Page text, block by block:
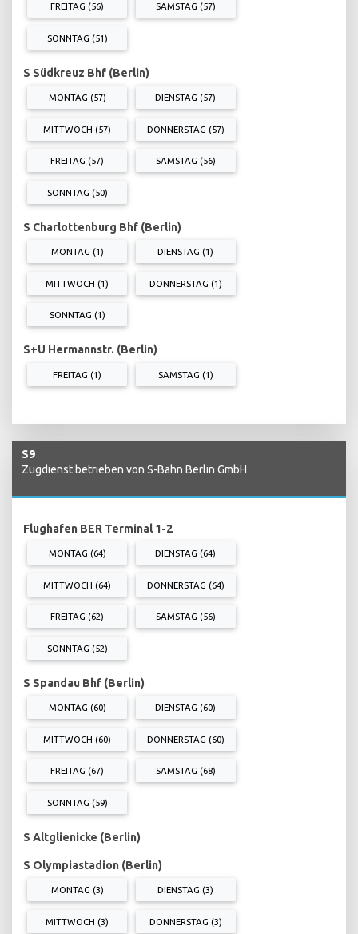
FREITAG (56) SAMSTAG (57)
SONNTAG (51)
S Südkreuz Bhf (Berlin)
MONTAG (57) DIENSTAG (57)
MITTWOCH (57) DONNERSTAG (57)
FREITAG (57) SAMSTAG (56)
SONNTAG (50)
S Charlottenburg Bhf (Berlin)
MONTAG (1) DIENSTAG (1)
MITTWOCH (1) DONNERSTAG (1)
SONNTAG (1)
S+U Hermannstr. (Berlin)
FREITAG (1) SAMSTAG (1)
S9
Zugdienst betrieben von S-Bahn Berlin GmbH
Flughafen BER Terminal 1-2
MONTAG (64) DIENSTAG (64)
MITTWOCH (64) DONNERSTAG (64)
FREITAG (62) SAMSTAG (56)
SONNTAG (52)
S Spandau Bhf (Berlin)
MONTAG (60) DIENSTAG (60)
MITTWOCH (60) DONNERSTAG (60)
FREITAG (67) SAMSTAG (68)
SONNTAG (59)
S Altglienicke (Berlin)
S Olympiastadion (Berlin)
MONTAG (3) DIENSTAG (3)
MITTWOCH (3) DONNERSTAG (3)